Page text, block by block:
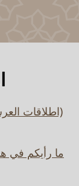
(اطلاقات
ما رأيكم في